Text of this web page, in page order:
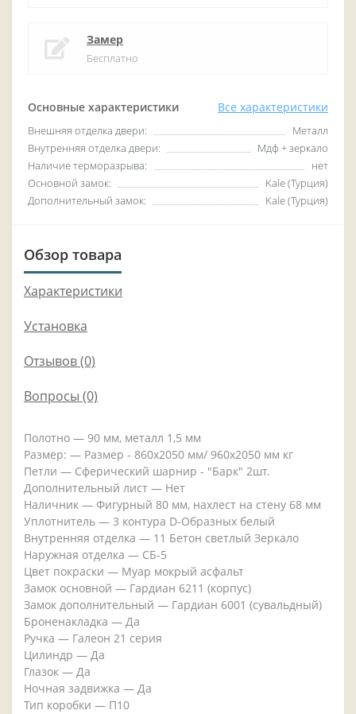
Основные характеристики Все характеристики
Внешняя отделка двери:
Металл
Внутренняя отделка двери:
Мдф + зеркало
Наличие терморазрыва:
нет
Основной замок:
Kale (Турция)
Дополнительный замок:
Kale (Турция)
Замер
Бесплатно
Обзор товара
Характеристики
Установка
Отзывов (0)
Вопросы (0)
Полотно — 90 мм, металл 1,5 мм
Размер: — Размер - 860х2050 мм/ 960х2050 мм кг
Петли — Сферический шарнир - "Барк" 2шт.
Дополнительный лист — Нет
Наличник — Фигурный 80 мм, нахлест на стену 68 мм
Уплотнитель — 3 контура D-Образных белый
Внутренняя отделка — 11 Бетон светлый Зеркало
Наружная отделка — СБ-5
Цвет покраски — Муар мокрый асфальт
Замок основной — Гардиан 6211 (корпус)
Замок дополнительный — Гардиан 6001 (сувальдный)
Броненакладка — Да
Ручка — Галеон 21 серия
Цилиндр — Да
Глазок — Да
Ночная задвижка — Да
Тип коробки — П10